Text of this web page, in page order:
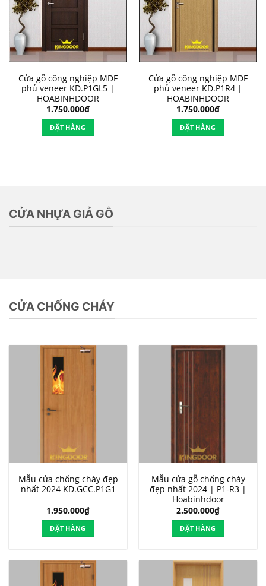
Cửa gỗ công nghiệp MDF
phủ veneer KD.P1GL5 |
HOABINHDOOR
1.750.000₫
ĐẶT HÀNG
Cửa gỗ công nghiệp MDF
phủ veneer KD.P1R4 |
HOABINHDOOR
1.750.000₫
ĐẶT HÀNG
CỬA NHỰA GIẢ GỖ
CỬA CHỐNG CHÁY
Mẫu cửa chống cháy đẹp
nhất 2024 KD.GCC.P1G1
1.950.000₫
ĐẶT HÀNG
Mẫu cửa gỗ chống cháy
đẹp nhất 2024 | P1-R3 |
Hoabinhdoor
2.500.000₫
ĐẶT HÀNG